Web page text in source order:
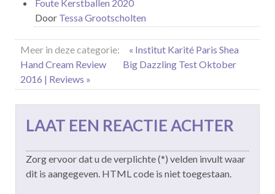
Foute Kerstballen 2020
Door Tessa Grootscholten
Meer in deze categorie:
« Institut Karité Paris Shea
Hand Cream Review
Big Dazzling Test Oktober
2016 | Reviews »
LAAT EEN REACTIE ACHTER
Zorg ervoor dat u de verplichte (*) velden invult waar
dit is aangegeven. HTML code is niet toegestaan.